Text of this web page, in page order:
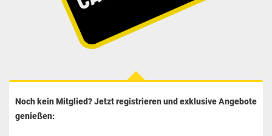
Noch kein Mitglied? Jetzt registrieren und exklusive Angebote
genießen: